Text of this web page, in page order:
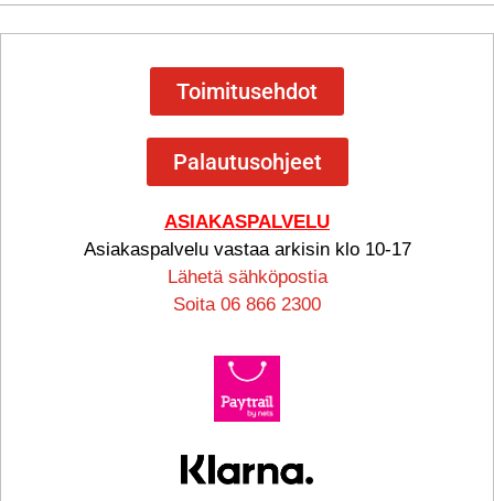
Toimitusehdot
Palautusohjeet
ASIAKASPALVELU
Asiakaspalvelu vastaa arkisin klo 10-17
Lähetä sähköpostia
Soita 06 866 2300